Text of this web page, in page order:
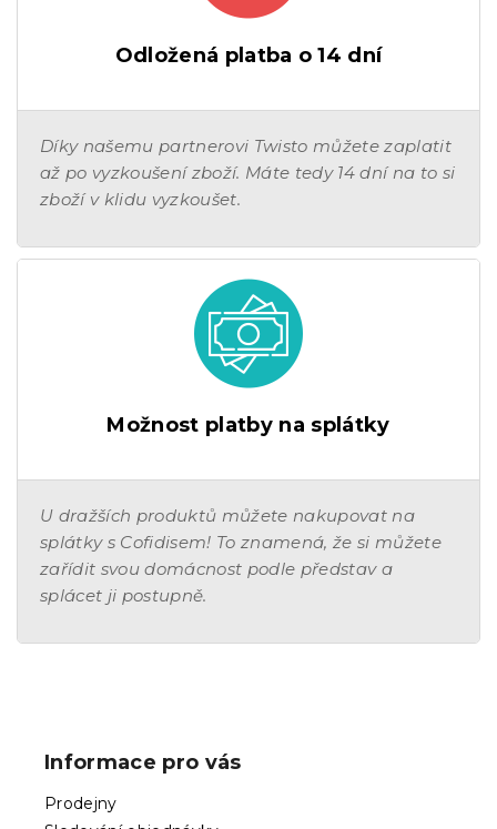
Odložená platba o 14 dní
Díky našemu partnerovi Twisto můžete zaplatit
až po vyzkoušení zboží. Máte tedy 14 dní na to si
zboží v klidu vyzkoušet.
Možnost platby na splátky
U dražších produktů můžete nakupovat na
splátky s Cofidisem! To znamená, že si můžete
zařídit svou domácnost podle představ a
splácet ji postupně.
Informace pro vás
Prodejny